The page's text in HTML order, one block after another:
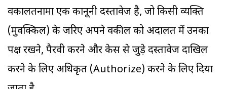
वकालतनामा एक कानूनी दस्तावेज है, जो किसी व्यक्ति
(मुवक्किल) के जरिए अपने वकील को अदालत में उनका
पक्ष रखने, पैरवी करने और केस से जुड़े दस्तावेज दाखिल
करने के लिए अधिकृत (Authorize) करने के लिए दिया